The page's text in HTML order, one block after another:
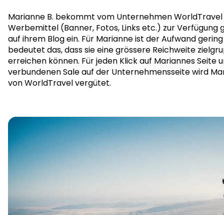
Marianne B. bekommt vom Unternehmen
Werbemittel (Banner, Fotos, Links etc.) zur Verfügung
auf ihrem Blog ein. Für Marianne ist der Aufwand
bedeutet das, dass sie eine grössere Reichweite
erreichen können. Für jeden Klick auf Mariannes Seite
verbundenen Sale auf der Unternehmensseite wird
von WorldTravel vergütet.